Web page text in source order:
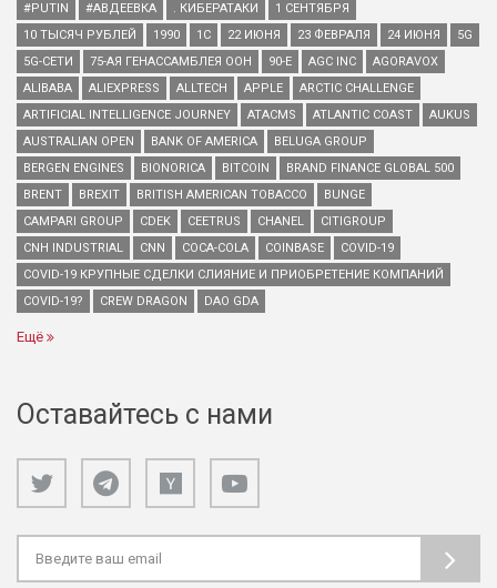
#PUTIN #АВДЕЕВКА . КИБЕРАТАКИ
1 СЕНТЯБРЯ
10 ТЫСЯЧ РУБЛЕЙ
1990 1С 22 ИЮНЯ 23 ФЕВРАЛЯ 24 ИЮНЯ
5G
5G-СЕТИ
75-АЯ ГЕНАССАМБЛЕЯ ООН 90-Е AGC INC
AGORAVOX
ALIBABA
ALIEXPRESS ALLTECH APPLE
ARCTIC CHALLENGE
ARTIFICIAL INTELLIGENCE JOURNEY
ATACMS ATLANTIC COAST
AUKUS
AUSTRALIAN OPEN
BANK OF AMERICA
BELUGA GROUP
BERGEN ENGINES
BIONORICA BITCOIN
BRAND FINANCE GLOBAL 500
BRENT
BREXIT BRITISH AMERICAN TOBACCO
BUNGE
CAMPARI GROUP
CDEK CEETRUS CHANEL
CITIGROUP
CNH INDUSTRIAL
CNN COCA-COLA COINBASE
COVID-19
COVID-19 КРУПНЫЕ СДЕЛКИ СЛИЯНИЕ И ПРИОБРЕТЕНИЕ КОМПАНИЙ
COVID-19?
CREW DRAGON DAO GDA
Ещё
Оставайтесь с нами